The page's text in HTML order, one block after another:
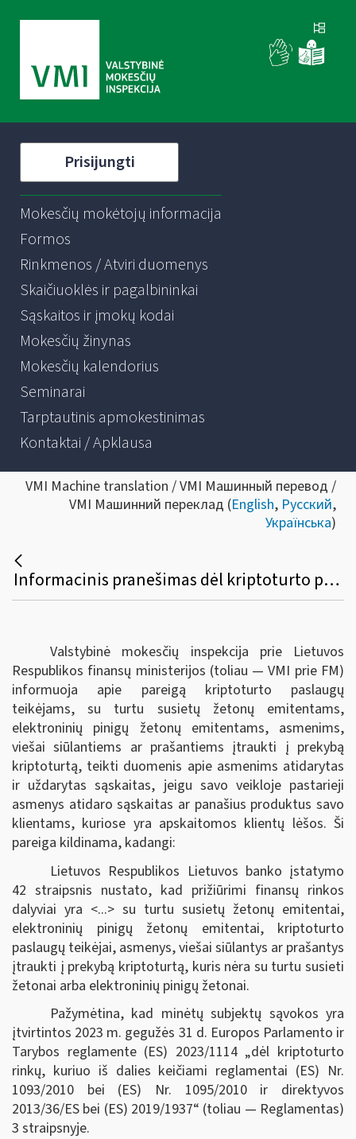
Prisijungti
Mokesčių mokėtojų informacija
Formos
Rinkmenos / Atviri duomenys
Skaičiuoklės ir pagalbininkai
Sąskaitos ir įmokų kodai
Mokesčių žinynas
Mokesčių kalendorius
Seminarai
Tarptautinis apmokestinimas
Kontaktai / Apklausa
VMI Machine translation / VMI Машинный перевод /
VMI Машинний переклад (English, Русский,
Українська)
Informacinis pranešimas dėl kriptoturto paslaugų teikėjų duomenų teikimo
Valstybinė mokesčių inspekcija prie Lietuvos
Respublikos finansų ministerijos (toliau — VMI prie FM)
informuoja apie pareigą kriptoturto paslaugų
teikėjams, su turtu susietų žetonų emitentams,
elektroninių pinigų žetonų emitentams, asmenims,
viešai siūlantiems ar prašantiems įtraukti į prekybą
kriptoturtą, teikti duomenis apie asmenims atidarytas
ir uždarytas sąskaitas, jeigu savo veikloje pastarieji
asmenys atidaro sąskaitas ar panašius produktus savo
klientams, kuriose yra apskaitomos klientų lėšos. Ši
pareiga kildinama, kadangi:
Lietuvos Respublikos Lietuvos banko įstatymo
42 straipsnis nustato, kad prižiūrimi finansų rinkos
dalyviai yra <...> su turtu susietų žetonų emitentai,
elektroninių pinigų žetonų emitentai, kriptoturto
paslaugų teikėjai, asmenys, viešai siūlantys ar prašantys
įtraukti į prekybą kriptoturtą, kuris nėra su turtu susieti
žetonai arba elektroninių pinigų žetonai.
Pažymėtina, kad minėtų subjektų sąvokos yra
įtvirtintos 2023 m. gegužės 31 d. Europos Parlamento ir
Tarybos reglamente (ES) 2023/1114 „dėl kriptoturto
rinkų, kuriuo iš dalies keičiami reglamentai (ES) Nr.
1093/2010 bei (ES) Nr. 1095/2010 ir direktyvos
2013/36/ES bei (ES) 2019/1937“ (toliau — Reglamentas)
3 straipsnyje.